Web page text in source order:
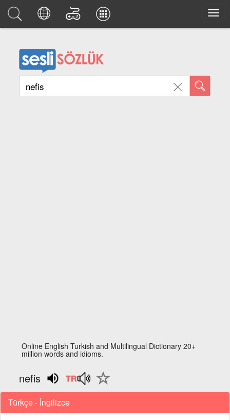
Online English Turkish and Multilingual Dictionary 20+
million words and idioms.
nefis
Türkçe - İngilizce